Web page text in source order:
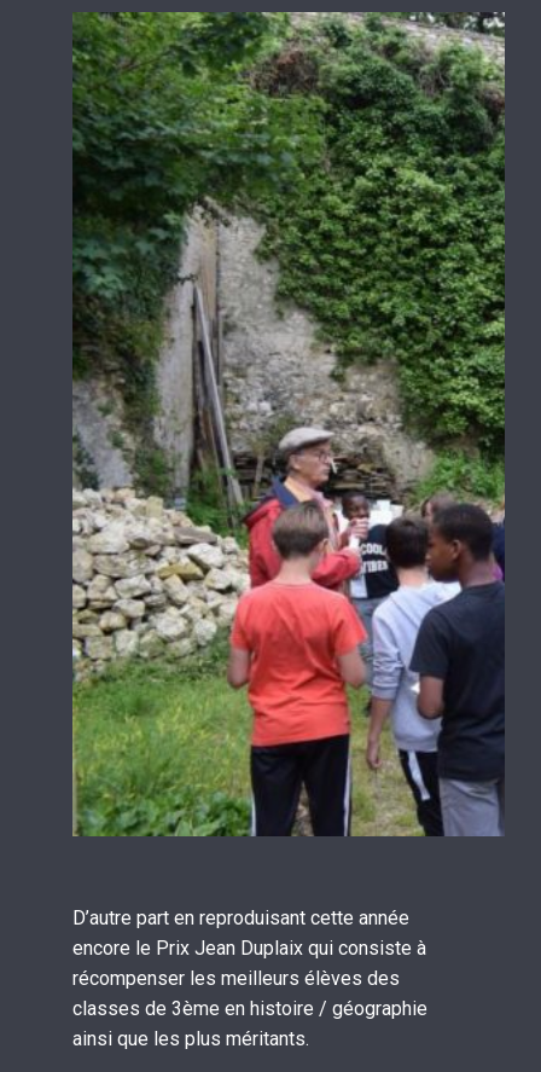
D’autre part en reproduisant cette année
encore le Prix Jean Duplaix qui consiste à
récompenser les meilleurs élèves des
classes de 3ème en histoire / géographie
ainsi que les plus méritants.